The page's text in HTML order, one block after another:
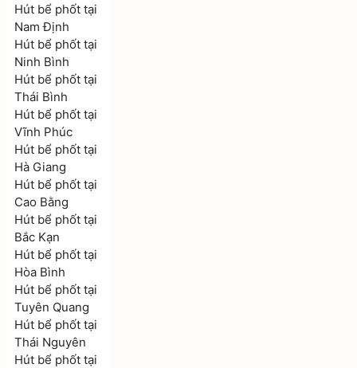
Hút bể phốt tại
Nam Định
Hút bể phốt tại
Ninh Bình
Hút bể phốt tại
Thái Bình
Hút bể phốt tại
Vĩnh Phúc
Hút bể phốt tại
Hà Giang
Hút bể phốt tại
Cao Bằng
Hút bể phốt tại
Bắc Kạn
Hút bể phốt tại
Hòa Bình
Hút bể phốt tại
Tuyên Quang
Hút bể phốt tại
Thái Nguyên
Hút bể phốt tại